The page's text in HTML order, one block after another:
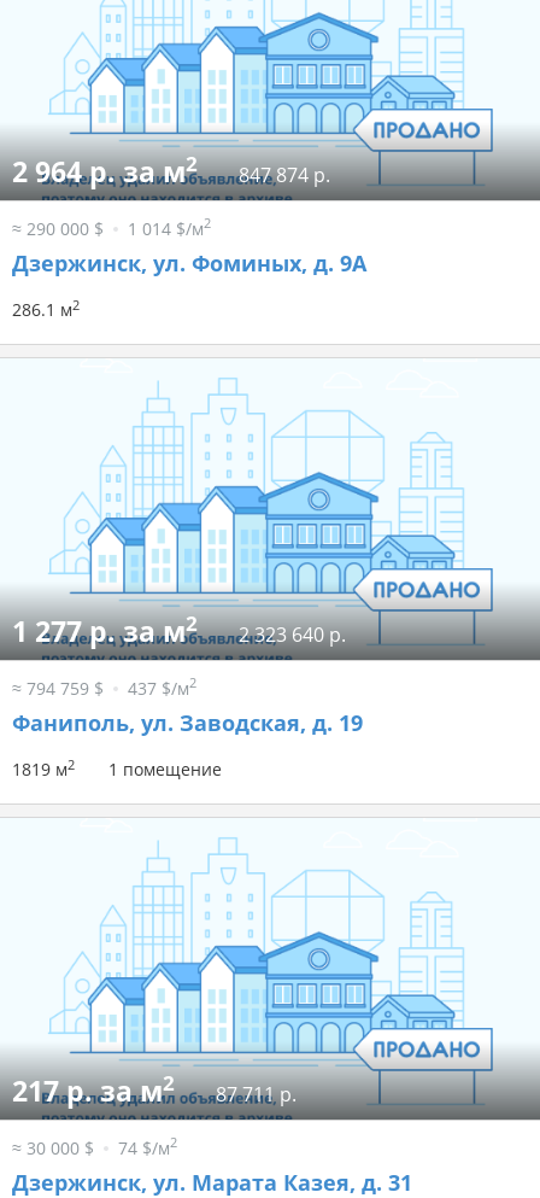
2 964 р. за м2 847 874 р.
≈ 290 000 $ 1 014 $/м2
Дзержинск, ул. Фоминых, д. 9А
286.1 м2
1 277 р. за м2 2 323 640 р.
≈ 794 759 $ 437 $/м2
Фаниполь, ул. Заводская, д. 19
1819 м2 1 помещение
217 р. за м2 87 711 р.
≈ 30 000 $ 74 $/м2
Дзержинск, ул. Марата Казея, д. 31